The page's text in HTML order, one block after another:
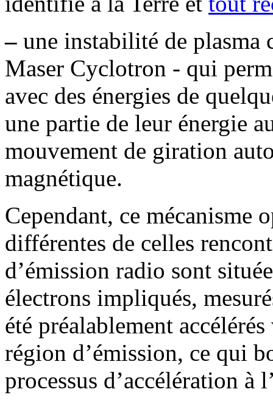
– une instabilité de plasma
Maser Cyclotron - qui
avec des énergies de
une partie de leur énergie
mouvement de giration
magnétique.
Cependant, ce mécanisme
différentes de celles
d’émission radio sont
électrons impliqués,
été préalablement
région d’émission, ce qui
processus d’accélération à